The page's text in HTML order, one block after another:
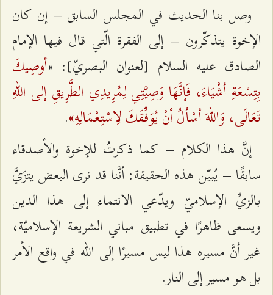
وصل بنا الحديث في المجلس السابق – إن كان
الإخوة يتذكّرون – إلى الفقرة الّتي قال فيها الإمام
الصادق عليه السلام [لعنوان البصريّ]: «أوصِيكَ
بِتِسْعَةِ أشْيَاءَ، فَإنَّهَا وَصِيَّتِي لِمُرِيدِي الطَّرِيقِ إلى اللهِ
تَعَالَى، وَاللهَ أسْألُ أنْ يُوَفِّقَكَ لِاسْتِعْمَالِهِ».
إنَّ هذا الكلام – كما ذكرتُ للإخوة والأصدقاء
سابقًا – يُبيّن هذه الحقيقة: أنَّنا قد نرى البعض يتزَيَّ
بالزيِّ الإسلاميّ ويدّعي الانتماء إلى هذا الدين
ويسعى ظاهرًا في تطبيق مباني الشريعة الإسلاميّة،
غير أنَّ مسيره هذا ليس مسيرًا إلى الله في واقع الأمر
بل هو مسير إلى النار.